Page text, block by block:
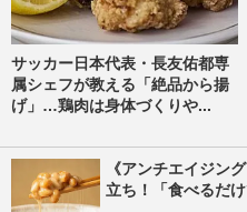
サッカー日本代表・長友佑都専
属シェフが教える「絶品から揚
げ」…鶏肉は身体づくりや...
《アンチエイジン
立ち！「食べるだ